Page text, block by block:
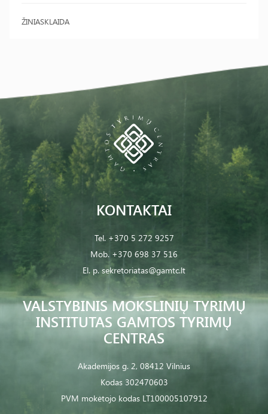
ŽINIASKLAIDA
VALSTYBINIS MOKSLINIŲ TYRIMŲ
INSTITUTAS GAMTOS TYRIMŲ
CENTRAS
Akademijos g. 2, 08412 Vilnius
Kodas 302470603
PVM mokėtojo kodas LT100005107912
KONTAKTAI
Tel. +370 5 272 9257
Mob. +370 698 37 516
El. p. sekretoriatas@gamtc.lt